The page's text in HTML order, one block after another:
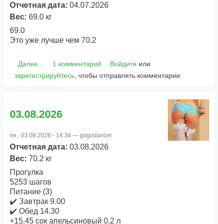
Отчетная дата: 04.07.2026
Вес: 69.0 кг
69.0
Это уже лучше чем 70.2
Далее... 1 комментарий Войдитеили
зарегистрируйтесь , чтобы отправлять комментарии
03.08.2026
пн., 03.08.2026 - 14:34 — gogodancer
Отчетная дата: 03.08.2026
Вес: 70.2 кг
Прогулка
5253 шагов
Питание (3)
✔️ Завтрак 9.00
✔️ Обед 14.30
+15.45 сок апельсиновый 0.2 л